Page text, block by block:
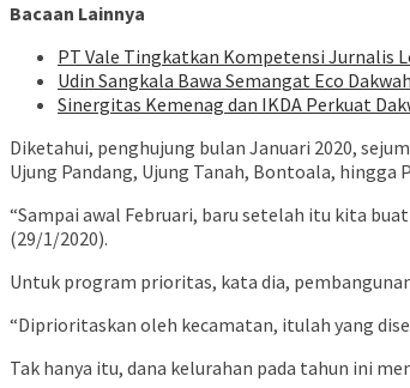
Bacaan Lainnya
PT Vale Tingkatkan Kompetensi Jurnalis
Udin Sangkala Bawa Semangat Eco Dakwah
Sinergitas Kemenag dan IKDA Perkuat
Diketahui, penghujung bulan Januari 2020,
Ujung Pandang, Ujung Tanah, Bontoala, hingga
“Sampai awal Februari, baru setelah itu kita
(29/1/2020).
Untuk program prioritas, kata dia,
“Diprioritaskan oleh kecamatan, itulah yang
Tak hanya itu, dana kelurahan pada tahun ini